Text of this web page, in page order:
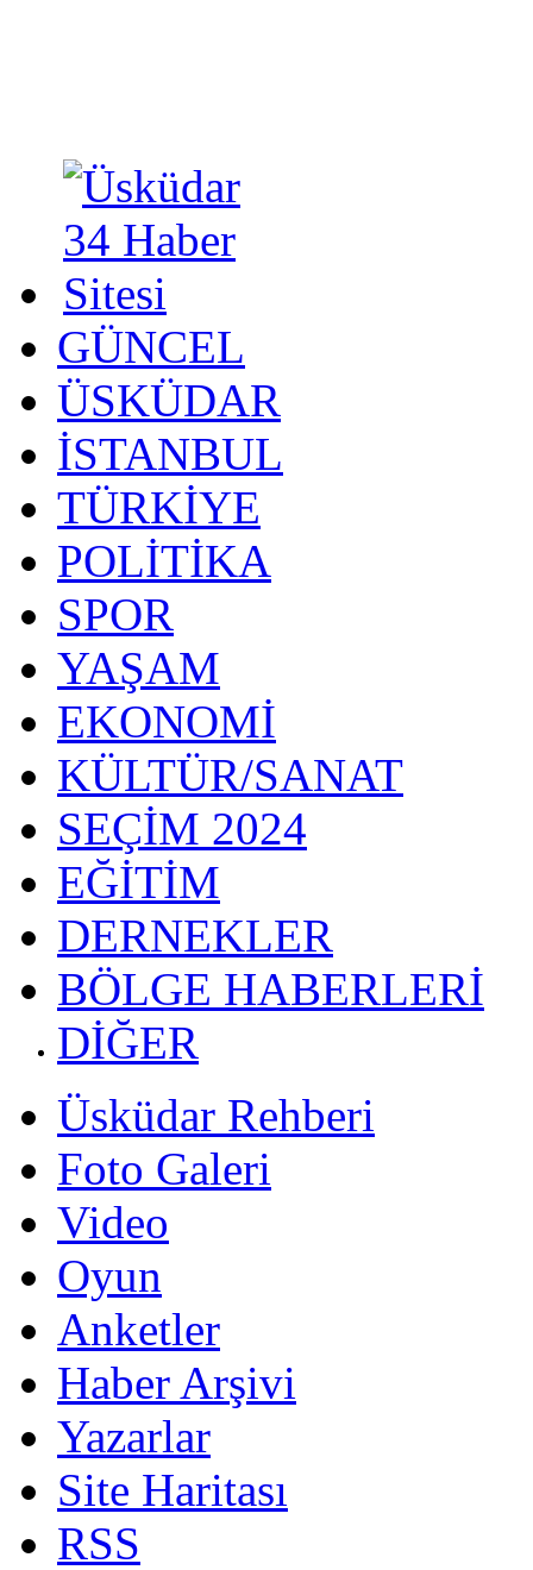
GÜNCEL
ÜSKÜDAR
İSTANBUL
TÜRKİYE
POLİTİKA
SPOR
YAŞAM
EKONOMİ
KÜLTÜR/SANAT
SEÇİM 2024
EĞİTİM
DERNEKLER
BÖLGE HABERLERİ
DİĞER
Üsküdar Rehberi
Foto Galeri
Video
Oyun
Anketler
Haber Arşivi
Yazarlar
Site Haritası
RSS